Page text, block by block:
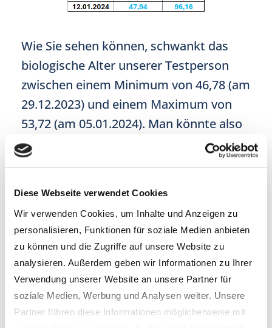
Diese Webseite verwendet Cookies
Wir verwenden Cookies, um Inhalte und Anzeigen zu
personalisieren, Funktionen für soziale Medien anbieten
zu können und die Zugriffe auf unsere Website zu
analysieren. Außerdem geben wir Informationen zu Ihrer
Verwendung unserer Website an unsere Partner für
soziale Medien, Werbung und Analysen weiter. Unsere
Partner führen diese Informationen möglicherweise mit
Wie Sie sehen können, schwankt das
biologische Alter unserer Testperson
zwischen einem Minimum von 46,78 (am
29.12.2023) und einem Maximum von
53,72 (am 05.01.2024). Man könnte also
meinen: „Das sind aber ja mehr als 1,5
Jahre“. Wenn Sie jedoch genauer
die meisten positiven oder negativen
Ausreißer (blau markiert) auch mit
niedrigeren Genauigkeitswerten
verbunden sind, wie am 01.12.2023, wo
die Genauigkeit auf 96,96 gesunken ist,
im Gegensatz zu dem vorherigen Wert
von 98,42. Leider sind gelegentlich